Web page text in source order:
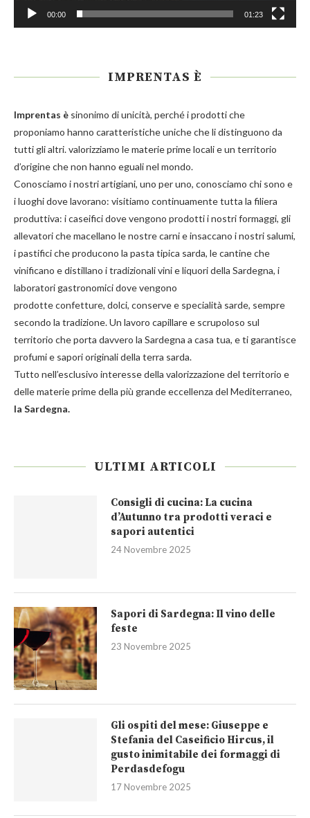
00:00 01:23
IMPRENTAS È
Imprentas è sinonimo di unicità, perché i prodotti che
proponiamo hanno caratteristiche uniche che li distinguono da
tutti gli altri. valorizziamo le materie prime locali e un territorio
d’origine che non hanno eguali nel mondo.
Conosciamo i nostri artigiani, uno per uno, conosciamo chi sono e
i luoghi dove lavorano: visitiamo continuamente tutta la filiera
produttiva: i caseifici dove vengono prodotti i nostriformaggi, gli
allevatori che macellano le nostrecarnie insaccano i nostri salumi,
i pastifici che producono la pasta tipica sarda, le cantine che
vinificano e distillano i tradizionalivini e liquoridella Sardegna, i
laboratori gastronomici dove vengono
prodotteconfetture, dolci, conservee specialità sarde, sempre
secondo la tradizione. Un lavoro capillare e scrupoloso sul
territorio che porta davvero la Sardegna a casa tua, e ti garantisce
profumi e sapori originali della terra sarda.
Tutto nell’esclusivo interesse della valorizzazione del territorio e
delle materie prime della più grande eccellenza del Mediterraneo,
la Sardegna.
ULTIMI ARTICOLI
Consigli di cucina: La cucina
d’Autunno tra prodotti veraci e
sapori autentici
24 Novembre 2025
Sapori di Sardegna: Il vino delle
feste
23 Novembre 2025
Gli ospiti del mese: Giuseppe e
Stefania del Caseificio Hircus, il
gusto inimitabile dei formaggi di
Perdasdefogu
17 Novembre 2025